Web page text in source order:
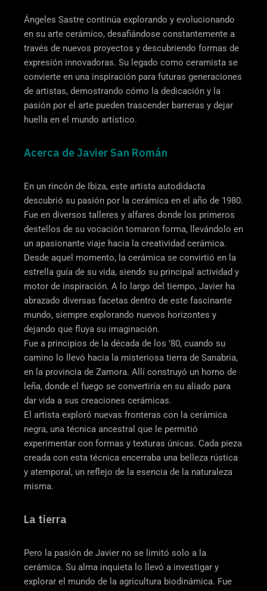
Ángeles Sastre continúa explorando y evolucionando
en su arte cerámico, desafiándose constantemente a
través de nuevos proyectos y descubriendo formas de
expresión innovadoras. Su legado como ceramista se
convierte en una inspiración para futuras generaciones
de artistas, demostrando cómo la dedicación y la
pasión por el arte pueden trascender barreras y dejar
huella en el mundo artístico.
Acerca de Javier San Román
En un rincón de Ibiza, este artista autodidacta
descubrió su pasión por la cerámica en el año de 1980.
Fue en diversos talleres y alfares donde los primeros
destellos de su vocación tomaron forma, llevándolo en
un apasionante viaje hacia la creatividad cerámica.
Desde aquel momento, la cerámica se convirtió en la
estrella guía de su vida, siendo su principal actividad y
motor de inspiración. A lo largo del tiempo, Javier ha
abrazado diversas facetas dentro de este fascinante
mundo, siempre explorando nuevos horizontes y
dejando que fluya su imaginación.
Fue a principios de la década de los ’80, cuando su
camino lo llevó hacia la misteriosa tierra de Sanabria,
en la provincia de Zamora. Allí construyó un horno de
leña, donde el fuego se convertiría en su aliado para
dar vida a sus creaciones cerámicas.
El artista exploró nuevas fronteras con la cerámica
negra, una técnica ancestral que le permitió
experimentar con formas y texturas únicas. Cada pieza
creada con esta técnica encerraba una belleza rústica
y atemporal, un reflejo de la esencia de la naturaleza
misma.
La tierra
Pero la pasión de Javier no se limitó solo a la
cerámica. Su alma inquieta lo llevó a investigar y
explorar el mundo de la agricultura biodinámica. Fue